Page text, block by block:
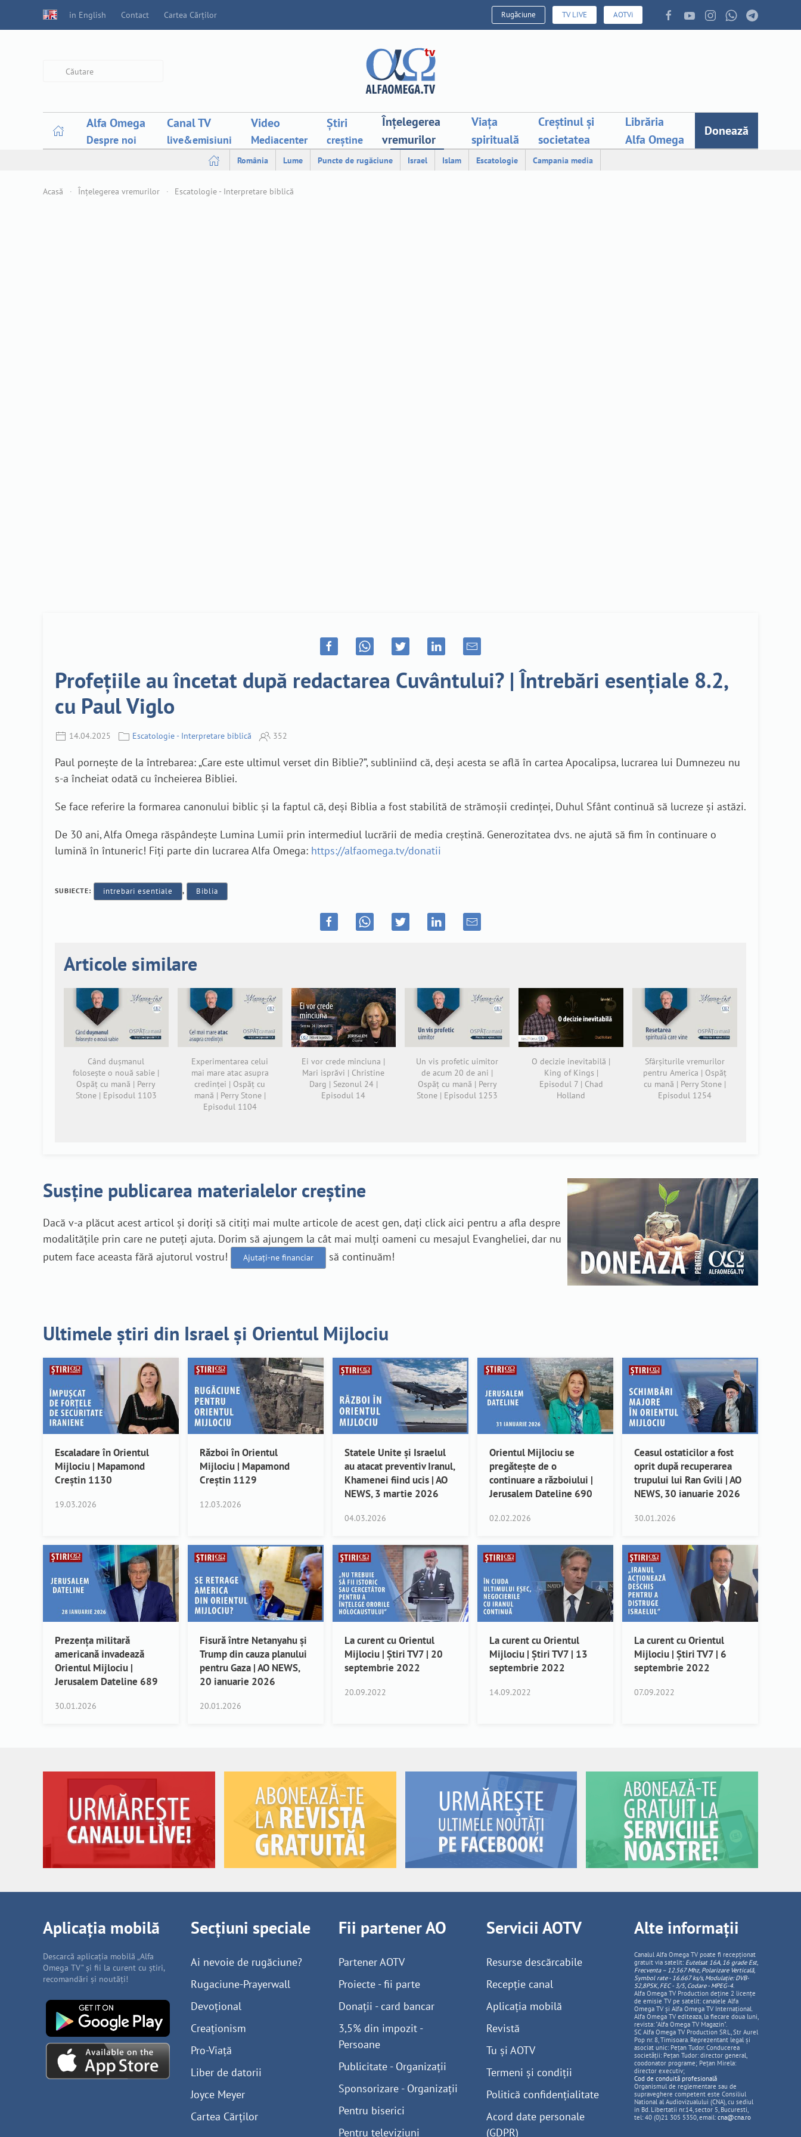
in English Contact Cartea Cărților Rugăciune TV LIVE AOTVi
Alfa Omega
Despre noi
Canal TV
live&emisiuni
Video
Mediacenter
Știri
creștine
Înțelegerea
vremurilor
Viața
spirituală
Creștinul și
societatea
Librăria
Alfa Omega
Donează
România Lume Puncte de rugăciune Israel Islam Escatologie Campania media
Acasă Înțelegerea vremurilor Escatologie - Interpretare biblică
Profețiile au încetat după redactarea Cuvântului? | Întrebări esențiale 8.2,
cu Paul Viglo
14.04.2025 Escatologie - Interpretare biblică 352
Paul pornește de la întrebarea: „Care este ultimul verset din Biblie?”, subliniind că, deși acesta se află în cartea Apocalipsa, lucrarea lui Dumnezeu nu
s-a încheiat odată cu încheierea Bibliei.
Se face referire la formarea canonului biblic și la faptul că, deși Biblia a fost stabilită de strămoșii credinței, Duhul Sfânt continuă să lucreze și astăzi.
De 30 ani, Alfa Omega răspândește Lumina Lumii prin intermediul lucrării de media creștină. Generozitatea dvs. ne ajută să fim în continuare o
lumină în întuneric! Fiți parte din lucrarea Alfa Omega: https://alfaomega.tv/donatii
SUBIECTE: intrebari esentiale , Biblia
Articole similare
Când dușmanul
folosește o nouă sabie |
Ospăț cu mană | Perry
Stone | Episodul 1103
Experimentarea celui
mai mare atac asupra
credinței | Ospăț cu
mană | Perry Stone |
Episodul 1104
Ei vor crede minciuna |
Mari isprăvi | Christine
Darg | Sezonul 24 |
Episodul 14
Un vis profetic uimitor
de acum 20 de ani |
Ospăț cu mană | Perry
Stone | Episodul 1253
O decizie inevitabilă |
King of Kings |
Episodul 7 | Chad
Holland
Sfârșiturile vremurilor
pentru America | Ospăț
cu mană | Perry Stone |
Episodul 1254
Susține publicarea materialelor creștine
Dacă v-a plăcut acest articol și doriți să citiți mai multe articole de acest gen, dați click aici pentru a afla despre
modalitățile prin care ne puteți ajuta. Dorim să ajungem la cât mai mulți oameni cu mesajul Evangheliei, dar nu
putem face aceasta fără ajutorul vostru!
Ajutați-ne financiar să continuăm!
Ultimele știri din Israel și Orientul Mijlociu
Escaladare în Orientul
Mijlociu | Mapamond
Creștin 1130
19.03.2026
Război în Orientul
Mijlociu | Mapamond
Creștin 1129
12.03.2026
Statele Unite și Israelul
au atacat preventiv Iranul,
Khamenei fiind ucis | AO
NEWS, 3 martie 2026
04.03.2026
Orientul Mijlociu se
pregătește de o
continuare a războiului |
Jerusalem Dateline 690
02.02.2026
Ceasul ostaticilor a fost
oprit după recuperarea
trupului lui Ran Gvili | AO
NEWS, 30 ianuarie 2026
30.01.2026
Prezența militară
americană invadează
Orientul Mijlociu |
Jerusalem Dateline 689
30.01.2026
Fisură între Netanyahu și
Trump din cauza planului
pentru Gaza | AO NEWS,
20 ianuarie 2026
20.01.2026
La curent cu Orientul
Mijlociu | Știri TV7 | 20
septembrie 2022
20.09.2022
La curent cu Orientul
Mijlociu | Știri TV7 | 13
septembrie 2022
14.09.2022
La curent cu Orientul
Mijlociu | Știri TV7 | 6
septembrie 2022
07.09.2022
Aplicația mobilă
Descarcă aplicația mobilă „Alfa
Omega TV” și fii la curent cu știri,
recomandări și noutăți!
Secțiuni speciale
Ai nevoie de rugăciune?
Rugaciune-Prayerwall
Devoțional
Creaționism
Pro-Viață
Liber de datorii
Joyce Meyer
Cartea Cărților
Fii partener AO
Partener AOTV
Proiecte - fii parte
Donații - card bancar
3,5% din impozit -
Persoane
Publicitate - Organizații
Sponsorizare - Organizații
Pentru biserici
Pentru televiziuni
Servicii AOTV
Resurse descărcabile
Recepție canal
Aplicația mobilă
Revistă
Tu și AOTV
Termeni și condiții
Politică confidențialitate
Acord date personale
(GDPR)
Alte informații
Canalul Alfa Omega TV poate fi recepționat
gratuit via satelit: Eutelsat 16A, 16 grade Est,
Frecventa – 12.567 Mhz, PolarizareVerticală,
Symbol rate - 16.667 ks/s, Modulație: DVB-
S2,8PSK, FEC - 3/5, Codare - MPEG-4.
Alfa Omega TV Production deține 2 licențe
de emisie TV pe satelit: canalele Alfa
Omega TV și Alfa Omega TV Internațional.
Alfa Omega TV editeaza, la fiecare doua luni,
revista: "Alfa Omega TV Magazin".
SC Alfa Omega TV Production SRL, Str Aurel
Pop nr. 8, Timisoara. Reprezentant legal și
asociat unic: Pețan Tudor. Conducerea
societății: Pețan Tudor: director general,
coodonator programe; Pețan Mirela:
director executiv;
Cod de conduită profesională
Organismul de reglementare sau de
supraveghere competent este Consiliul
National al Audiovizualului (CNA), cu sediul
in Bd. Libertatii nr.14, sector 5, Bucuresti,
tel: 40 (0)21 305 5350, email: cna@cna.ro